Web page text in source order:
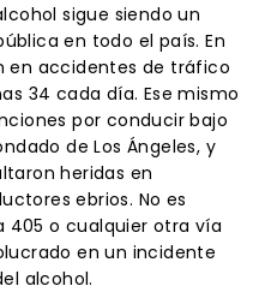
sigue siendo un
en todo el país. En
en accidentes de tráfico
34 cada día. Ese mismo
por conducir bajo
de Los Ángeles, y
heridas en
ebrios. No es
405 o cualquier otra vía
en un incidente
alcohol.